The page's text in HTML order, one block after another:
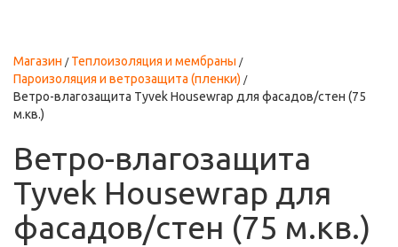
Магазин
Теплоизоляция и мембраны
Пароизоляция и ветрозащита (пленки)
Ветро-влагозащита Tyvek Housewrap для фасадов/стен (75
м.кв.)
Ветро-влагозащита
Tyvek Housewrap для
фасадов/стен (75 м.кв.)